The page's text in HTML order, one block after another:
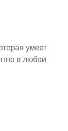
умеет
в любои